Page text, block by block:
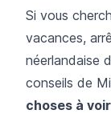
Si vous
vacances,
néerlandaise
conseils de
choses à